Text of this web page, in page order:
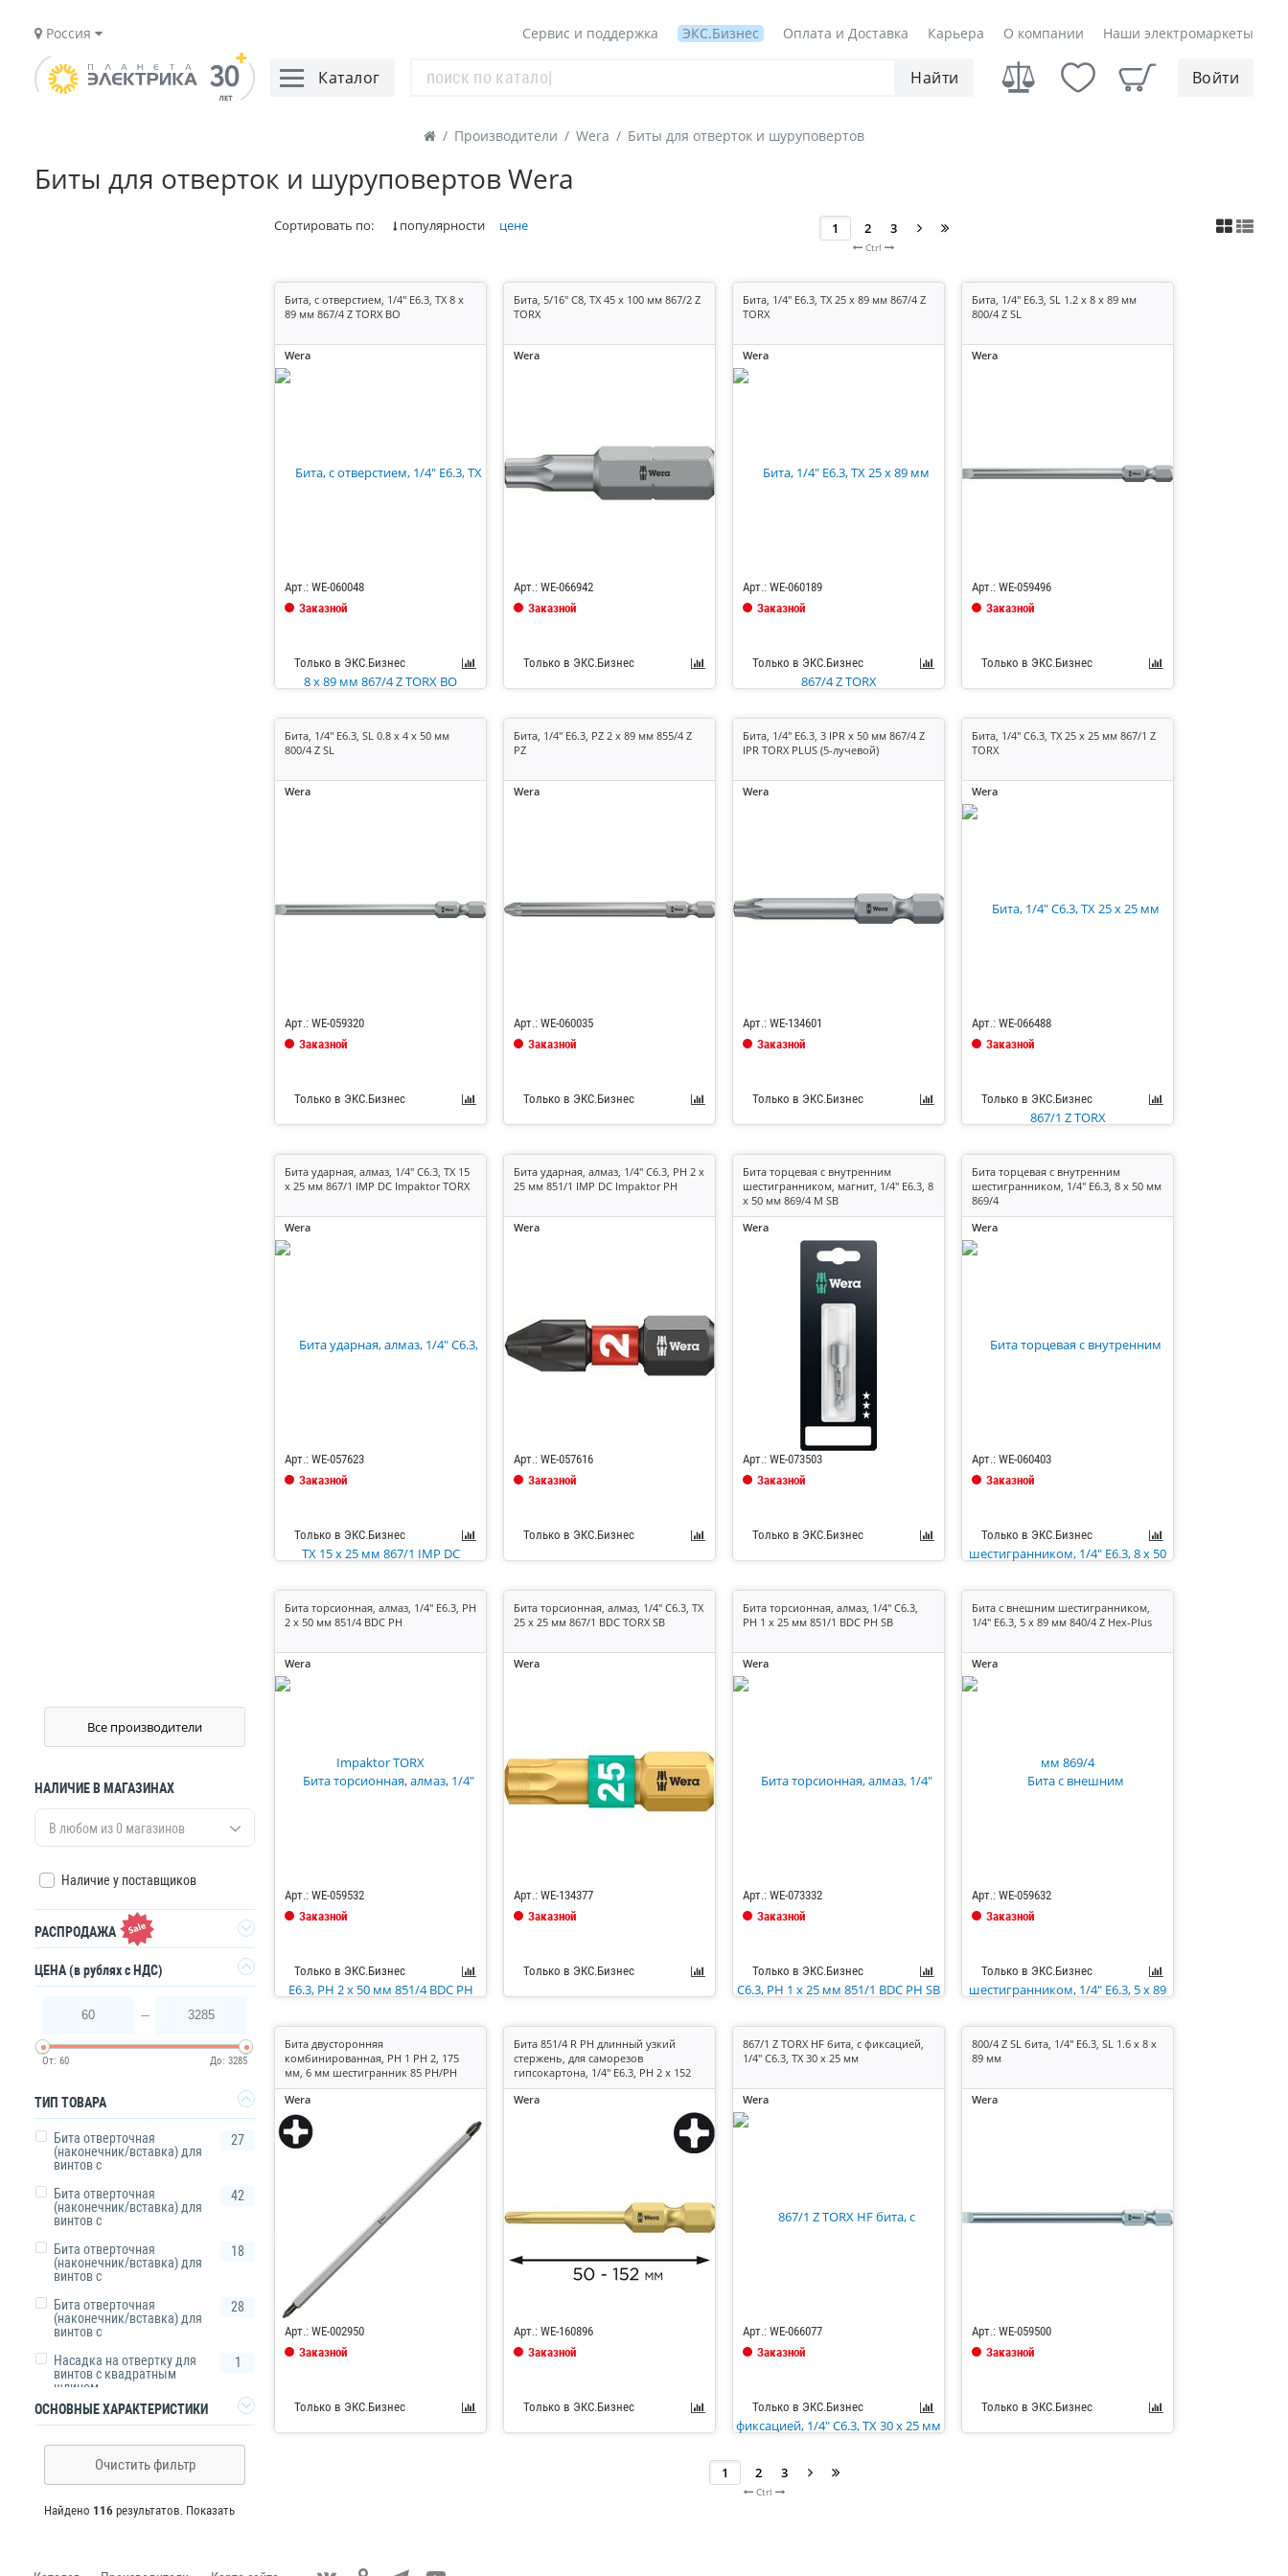
Россия Сервис и поддержка ЭКС.Бизнес Оплата и Доставка Карьера О компании Наши электромаркеты
Каталог Найти Войти
/ Производители / Wera / Биты для отверток и шуруповертов
Биты для отверток и шуруповертов Wera
Сортировать по: популярности цене 2 3
Ctrl
Бита, с отверстием, 1/4" E6.3, TX 8 x
89 мм 867/4 Z TORX BO
Wera
Арт.: WE-060048
Заказной
Только в ЭКС.Бизнес
Бита, 5/16" C8, TX 45 x 100 мм 867/2 Z
TORX
Wera
Арт.: WE-066942
Заказной
Только в ЭКС.Бизнес
Бита, 1/4" E6.3, TX 25 x 89 мм 867/4 Z
TORX
Wera
Арт.: WE-060189
Заказной
Только в ЭКС.Бизнес
Бита, 1/4" E6.3, SL 1.2 x 8 x 89 мм
800/4 Z SL
Wera
Арт.: WE-059496
Заказной
Только в ЭКС.Бизнес
Бита, 1/4" E6.3, SL 0.8 x 4 x 50 мм
800/4 Z SL
Wera
Арт.: WE-059320
Заказной
Только в ЭКС.Бизнес
Бита, 1/4" E6.3, PZ 2 x 89 мм 855/4 Z
PZ
Wera
Арт.: WE-060035
Заказной
Только в ЭКС.Бизнес
Бита, 1/4" E6.3, 3 IPR x 50 мм 867/4 Z
IPR TORX PLUS (5-лучевой)
Wera
Арт.: WE-134601
Заказной
Только в ЭКС.Бизнес
Бита, 1/4" C6.3, TX 25 x 25 мм 867/1 Z
TORX
Wera
Арт.: WE-066488
Заказной
Только в ЭКС.Бизнес
Бита ударная, алмаз, 1/4" C6.3, TX 15
x 25 мм 867/1 IMP DC Impaktor TORX
Wera
Арт.: WE-057623
Заказной
Только в ЭКС.Бизнес
Бита ударная, алмаз, 1/4" C6.3, PH 2 x
25 мм 851/1 IMP DC Impaktor PH
Wera
Арт.: WE-057616
Заказной
Только в ЭКС.Бизнес
Бита торцевая с внутренним
шестигранником, магнит, 1/4" E6.3, 8
x 50 мм 869/4 M SB
Wera
Арт.: WE-073503
Заказной
Только в ЭКС.Бизнес
Бита торцевая с внутренним
шестигранником, 1/4" E6.3, 8 x 50 мм
869/4
Wera
Арт.: WE-060403
Заказной
Только в ЭКС.Бизнес
Бита торсионная, алмаз, 1/4" E6.3, PH
2 x 50 мм 851/4 BDC PH
Wera
Арт.: WE-059532
Заказной
Только в ЭКС.Бизнес
Бита торсионная, алмаз, 1/4" C6.3, TX
25 x 25 мм 867/1 BDC TORX SB
Wera
Арт.: WE-134377
Заказной
Только в ЭКС.Бизнес
Бита торсионная, алмаз, 1/4" C6.3,
PH 1 x 25 мм 851/1 BDC PH SB
Wera
Арт.: WE-073332
Заказной
Только в ЭКС.Бизнес
Бита с внешним шестигранником,
1/4" E6.3, 5 x 89 мм 840/4 Z Hex-Plus
Wera
Арт.: WE-059632
Заказной
Только в ЭКС.Бизнес
Бита двусторонняя
комбинированная, PH 1 PH 2, 175
мм, 6 мм шестигранник 85 PH/PH
Vario
Wera
Код: 684792
Арт.: WE-002950
Заказной
Только в ЭКС.Бизнес
Бита 851/4 R PH длинный узкий
стержень, для саморезов
гипсокартона, 1/4" E6.3, PH 2 x 152
мм
Wera
Арт.: WE-160896
Заказной
Только в ЭКС.Бизнес
867/1 Z TORX HF бита, с фиксацией,
1/4" C6.3, TX 30 x 25 мм
Wera
Арт.: WE-066077
Заказной
Только в ЭКС.Бизнес
800/4 Z SL бита, 1/4" E6.3, SL 1.6 x 8 x
89 мм
Wera
Арт.: WE-059500
Заказной
Только в ЭКС.Бизнес
2 3
Ctrl
Все производители
НАЛИЧИЕ В МАГАЗИНАХ
В любом из 0 магазинов
Наличие у поставщиков
РАСПРОДАЖА
Да
ЦЕНА(в рублях с НДС)
60 3285
От: 60 До: 3285
ТИП ТОВАРА
Бита отверточная
(наконечник/вставка) для
винтов с
27
Бита отверточная
(наконечник/вставка) для
винтов с
42
Бита отверточная
(наконечник/вставка) для
винтов с
18
Бита отверточная
(наконечник/вставка) для
винтов с
28
Насадка на отвертку для
винтов с квадратным
шлицом
1
ОСНОВНЫЕ ХАРАКТЕРИСТИКИ
Для построения данного фильтра
Очистить фильтр
Найдено 116 результатов. Показать